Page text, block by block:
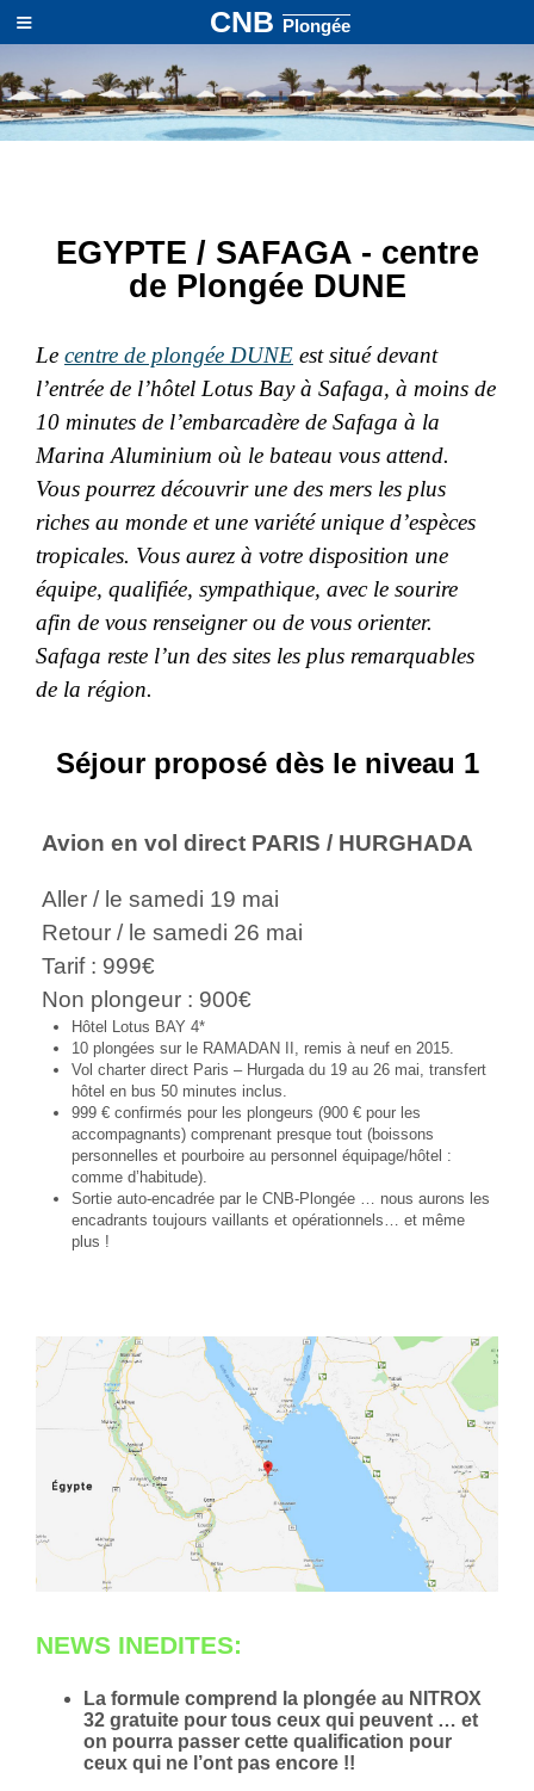
≡ CNBPlongée
EGYPTE / SAFAGA - centre
de Plongée DUNE
Le centre de plongée DUNE est situé devant
l’entrée de l’hôtel Lotus Bay à Safaga, à moins de
10 minutes de l’embarcadère de Safaga à la
Marina Aluminium où le bateau vous attend.
Vous pourrez découvrir une des mers les plus
riches au monde et une variété unique d’espèces
tropicales. Vous aurez à votre disposition une
équipe, qualifiée, sympathique, avec le sourire
afin de vous renseigner ou de vous orienter.
Safaga reste l’un des sites les plus remarquables
de la région.
Séjour proposé dès le niveau 1
Avion en vol direct PARIS / HURGHADA
Aller / le samedi 19 mai
Retour / le samedi 26 mai
Tarif : 999€
Non plongeur : 900€
Hôtel Lotus BAY 4*
10 plongées sur le RAMADAN II, remis à neuf en 2015.
Vol charter direct Paris – Hurgada du 19 au 26 mai, transfert
hôtel en bus 50 minutes inclus.
999 € confirmés pour les plongeurs (900 € pour les
accompagnants) comprenant presque tout (boissons
personnelles et pourboire au personnel équipage/hôtel :
comme d’habitude).
Sortie auto-encadrée par le CNB-Plongée … nous aurons les
encadrants toujours vaillants et opérationnels… et même
plus !
NEWS INEDITES:
La formule comprend la plongée au NITROX
32 gratuite pour tous ceux qui peuvent … et
on pourra passer cette qualification pour
ceux qui ne l’ont pas encore !!